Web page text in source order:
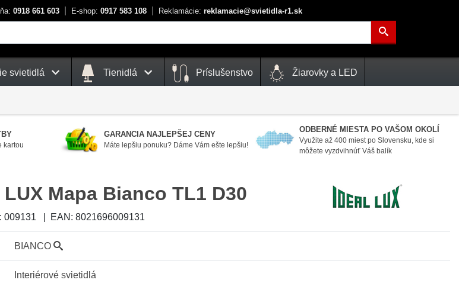
0918 661 603 E-shop: 0917 583 108 Reklamácie: reklamacie@svietidla-r1.sk
svietidlá Tienidlá Príslušenstvo Žiarovky a LED
kartou
GARANCIA NAJLEPŠEJ CENY
Máte lepšiu ponuku? Dáme Vám ešte lepšiu!
ODBERNÉ MIESTA PO VAŠOM OKOLÍ
Využite až 400 miest po Slovensku, kde si
môžete vyzdvihnúť Váš balík
LUX Mapa Bianco TL1 D30
009131 EAN: 8021696009131
BIANCO
Interiérové svietidlá